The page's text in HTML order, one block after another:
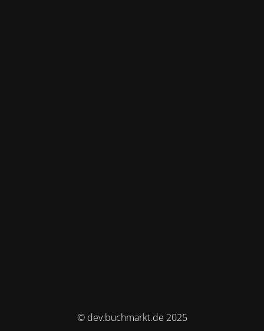
© dev.buchmarkt.de 2025